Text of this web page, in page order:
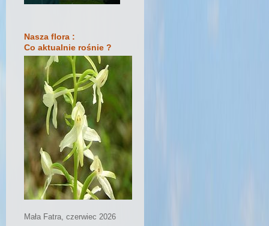
Nasza flora :
Co aktualnie rośnie ?
Mała Fatra, czerwiec 2026